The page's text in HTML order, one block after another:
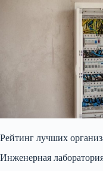
Рейтинг лучших
Инженерная